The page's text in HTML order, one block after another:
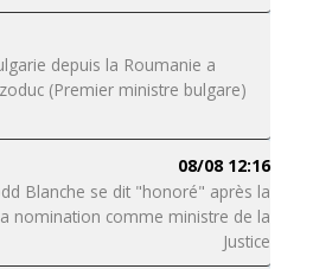
depuis la Roumanie a
(Premier ministre bulgare)
08/08 12:16
Blanche se dit "honoré" après la
nomination comme ministre de la
Justice